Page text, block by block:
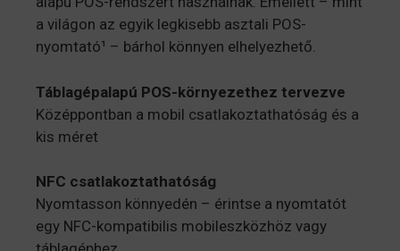
a világon az egyik legkisebb asztali POS-
nyomtató¹ – bárhol könnyen elhelyezhető.
Táblagépalapú POS-környezethez tervezve
Középpontban a mobil csatlakoztathatóság és a
kis méret
NFC csatlakoztathatóság
Nyomtasson könnyedén – érintse a nyomtatót
egy NFC-kompatibilis mobileszközhöz vagy